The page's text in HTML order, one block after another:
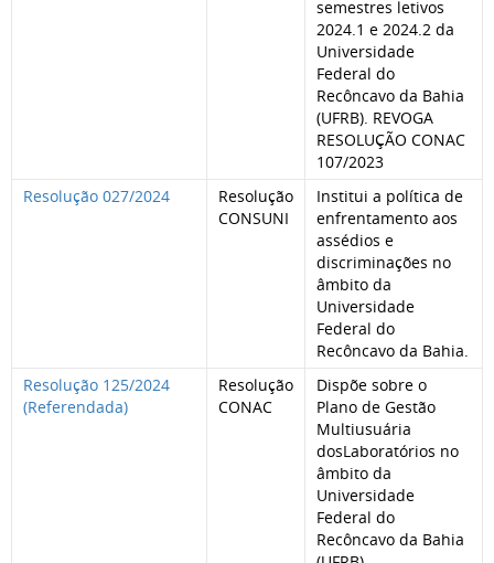
semestres letivos
2024.1 e 2024.2 da
Universidade
Federal do
Recôncavo da Bahia
(UFRB). REVOGA
RESOLUÇÃO CONAC
107/2023
Resolução 027/2024
Resolução
CONSUNI
Institui a política de
enfrentamento aos
assédios e
discriminações no
âmbito da
Universidade
Federal do
Recôncavo da Bahia.
Resolução 125/2024
(Referendada)
Resolução
CONAC
Dispõe sobre o
Plano de Gestão
Multiusuária
dosLaboratórios no
âmbito da
Universidade
Federal do
Recôncavo da Bahia